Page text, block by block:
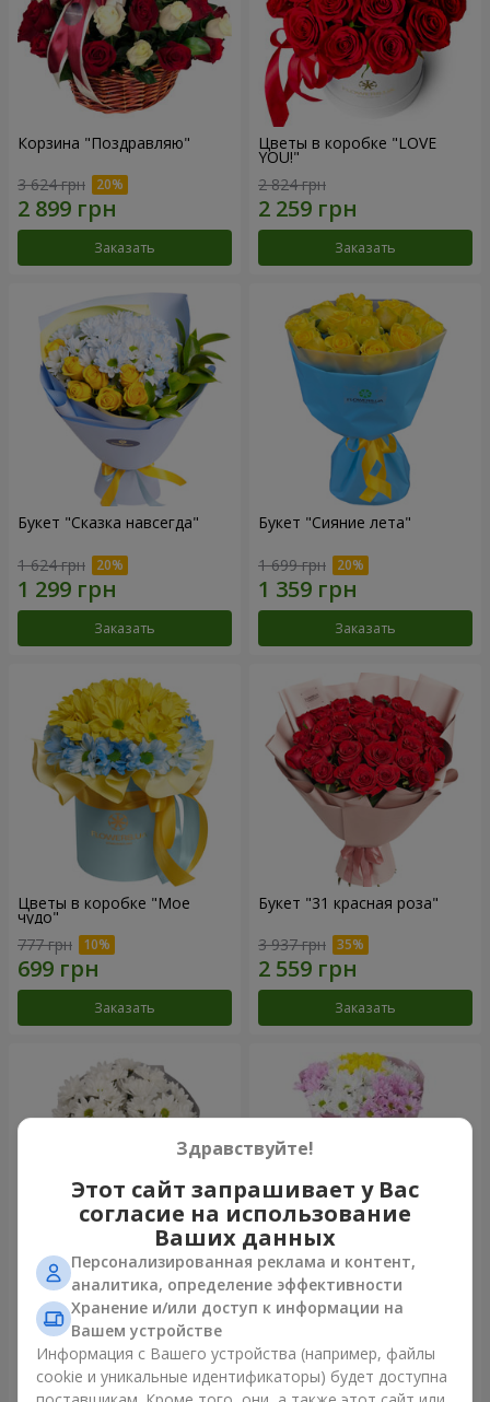
Корзина "Поздравляю"
3 624 грн
Заказать
Цветы в коробке "LOVE
YOU!"
2 824 грн
Заказать
Букет "Сказка навсегда"
1 624 грн
Заказать
Букет "Сияние лета"
1 699 грн
Заказать
Цветы в коробке "Мое
чудо"
777 грн
Заказать
Букет "31 красная роза"
3 937 грн
Заказать
Букет "Киото" из 5 белых
хризантем
999 грн
Заказать
Букет "Времена года"
Заказать
Здравствуйте!
Этот сайт запрашивает у Вас
согласие на использование
Ваших данных
Персонализированная реклама и контент,
аналитика, определение эффективности
Хранение и/или доступ к информации на
Вашем устройстве
Информация с Вашего устройства (например, файлы
cookie и уникальные идентификаторы) будет доступна